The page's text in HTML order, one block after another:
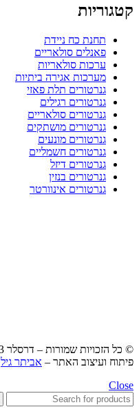
קטגוריות
תחנת כח ניידת
פאנלים סולאריים
ערכות סולאריות
מערכות אגירה ביתיות
גנרטורים תלת פאזי
גנרטורים רגילים
גנרטורים סולאריים
גנרטורים מושתקים
גנרטורים מונעים
גנרטורים חשמליים
גנרטורים דיזל
גנרטורים בנזין
גנרטורים אינוורטר
© כל הזכויות שמורות – דרסלר 2023
פיתוח ועיצוב האתר – אביתר גיל
Close